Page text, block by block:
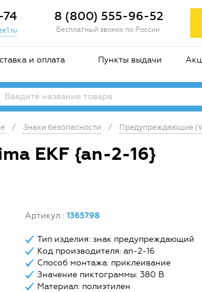
74 8 (800) 555-96-52
Бесплатный звонок по России
и оплата Пункты выдачи
/ Знаки безопасности / Предупреждающие
EKF {an-2-16}
Артикул : 1365798
Тип изделия: знак предупреждающий
Код производителя: an-2-16
Способ монтажа: приклеивание
Значение пиктограммы: 380 В
Материал: полиэтилен